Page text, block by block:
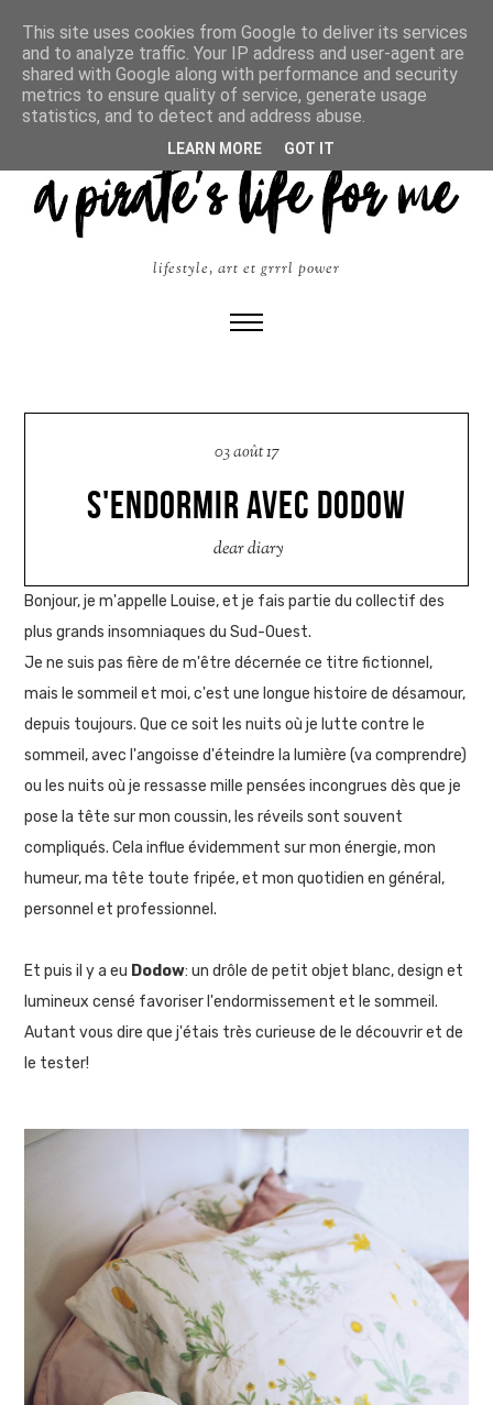
lifestyle, art et grrrl power
03 août 17
S'ENDORMIR AVEC DODOW
dear diary
Bonjour, je m'appelle Louise, et je fais partie du collectif des
plus grands insomniaques du Sud-Ouest.
Je ne suis pas fière de m'être décernée ce titre fictionnel,
mais le sommeil et moi, c'est une longue histoire de désamour,
depuis toujours. Que ce soit les nuits où je lutte contre le
sommeil, avec l'angoisse d'éteindre la lumière (va comprendre)
ou les nuits où je ressasse mille pensées incongrues dès que je
pose la tête sur mon coussin, les réveils sont souvent
compliqués. Cela influe évidemment sur mon énergie, mon
humeur, ma tête toute fripée, et mon quotidien en général,
personnel et professionnel.
Et puis il y a eu Dodow: un drôle de petit objet blanc, design et
lumineux censé favoriser l'endormissement et le sommeil.
Autant vous dire que j'étais très curieuse de le découvrir et de
le tester!
This site uses cookies from Google to deliver its services
and to analyze traffic. Your IP address and user-agent are
shared with Google along with performance and security
metrics to ensure quality of service, generate usage
statistics, and to detect and address abuse.
LEARN MORE GOT IT